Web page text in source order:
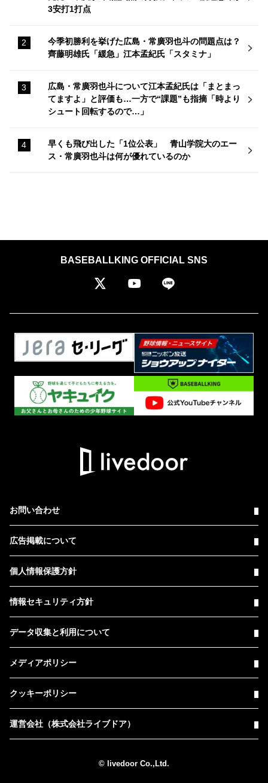
3安打1打点
今季初勝利を挙げた広島・常廣羽也斗の問題点は？
齊藤明雄氏「緩急」江本孟紀氏「スタミナ」
広島・常廣羽也斗について江本孟紀氏は「まとまっ
てますよ」と評価も…一方で“課題”も指摘「時より
シュート回転するので…」
早くも飛び出した「1位公表」 青山学院大のエー
ス・常廣羽也斗は何が優れているのか
BASEBALLKING OFFICIAL SNS
お問い合わせ
広告掲載について
個人情報保護方針
情報セキュリティ方針
データ収集と利用について
メディアポリシー
クッキーポリシー
運営会社（株式会社ライブドア）
© livedoor Co.,Ltd.